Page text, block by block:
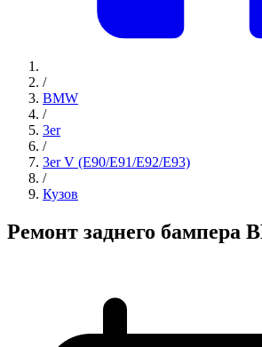
/
BMW
/
3er
/
3er V (E90/E91/E92/E93)
/
Кузов
Ремонт заднего бампера